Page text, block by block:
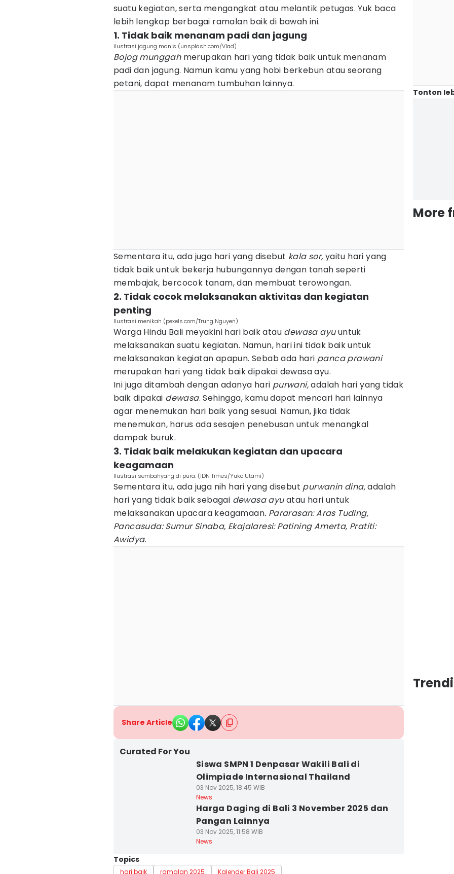
suatu kegiatan, serta mengangkat atau melantik petugas. Yuk baca
lebih lengkap berbagai ramalan baik di bawah ini.
1. Tidak baik menanam padi dan jagung
ilustrasi jagung manis (unsplash.com/Vlad)
Bojog munggahmerupakan hari yang tidak baik untuk menanam
padi dan jagung. Namun kamu yang hobi berkebun atau seorang
petani, dapat menanam tumbuhan lainnya.
Sementara itu, ada juga hari yang disebut kala sor, yaitu hari yang
tidak baik untuk bekerja hubungannya dengan tanah seperti
membajak, bercocok tanam, dan membuat terowongan.
2. Tidak cocok melaksanakan aktivitas dan kegiatan
penting
Ilustrasi menikah (pexels.com/Trung Nguyen)
Warga Hindu Bali meyakini hari baik atau dewasa ayuuntuk
melaksanakan suatu kegiatan. Namun, hari ini tidak baik untuk
melaksanakan kegiatan apapun. Sebab ada hari panca prawani
merupakan hari yang tidak baik dipakai dewasa ayu.
Ini juga ditambah dengan adanya hari purwani,adalah hari yang tidak
baik dipakai dewasa. Sehingga, kamu dapat mencari hari lainnya
agar menemukan hari baik yang sesuai. Namun, jika tidak
menemukan, harus ada sesajen penebusan untuk menangkal
dampak buruk.
3. Tidak baik melakukan kegiatan dan upacara
keagamaan
Ilustrasi sembahyang di pura. (IDN Times/Yuko Utami)
Sementara itu, ada juga nih hari yang disebut purwanin dina,adalah
hari yang tidak baik sebagai dewasa ayuatau hari untuk
melaksanakan upacara keagamaan. Pararasan: Aras Tuding,
Pancasuda: Sumur Sinaba, Ekajalaresi: Patining Amerta, Pratiti:
Awidya.
Share Article
Curated For You
Siswa SMPN 1 Denpasar Wakili Bali di
Olimpiade Internasional Thailand
03 Nov 2025, 18:45 WIB
News
Harga Daging di Bali 3 November 2025 dan
Pangan Lainnya
03 Nov 2025, 11:58 WIB
News
Topics
hari baik ramalan 2025 Kalender Bali 2025
Tonton
More